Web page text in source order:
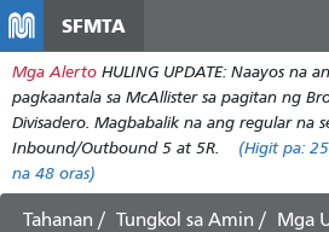
SFMTA
Mga Alerto HULING UPDATE: Naayos na
pagkaantala sa McAllister sa pagitan ng
Divisadero. Magbabalik na ang regular na
Inbound/Outbound 5 at 5R.
(Higit pa: 25
na 48 oras)
Tahanan Tungkol sa Amin
Mga